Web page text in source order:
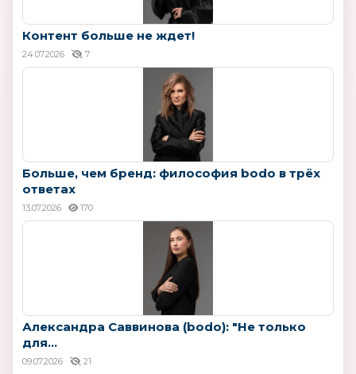
Контент больше не ждет!
24.07.2026 7
Больше, чем бренд: философия bodo в трёх
ответах
13.07.2026 170
Александра Саввинова (bodo): "Не только
для...
09.07.2026 21